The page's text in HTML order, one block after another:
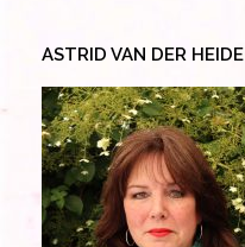
ASTRID VAN DER HEIDE